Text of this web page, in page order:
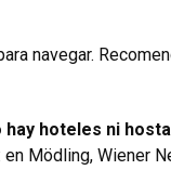
navegar.
hay hoteles ni
Mödling, Wiener